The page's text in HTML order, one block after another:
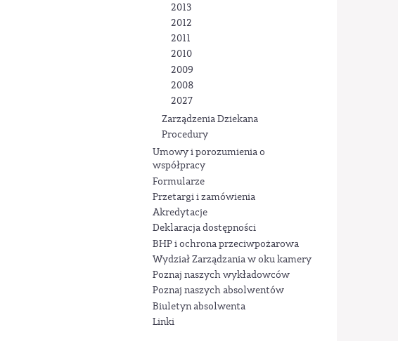
2013
2012
2011
2010
2009
2008
2027
Zarządzenia Dziekana
Procedury
Umowy i porozumienia o
współpracy
Formularze
Przetargi i zamówienia
Akredytacje
Deklaracja dostępności
BHP i ochrona przeciwpożarowa
Wydział Zarządzania w oku kamery
Poznaj naszych wykładowców
Poznaj naszych absolwentów
Biuletyn absolwenta
Linki